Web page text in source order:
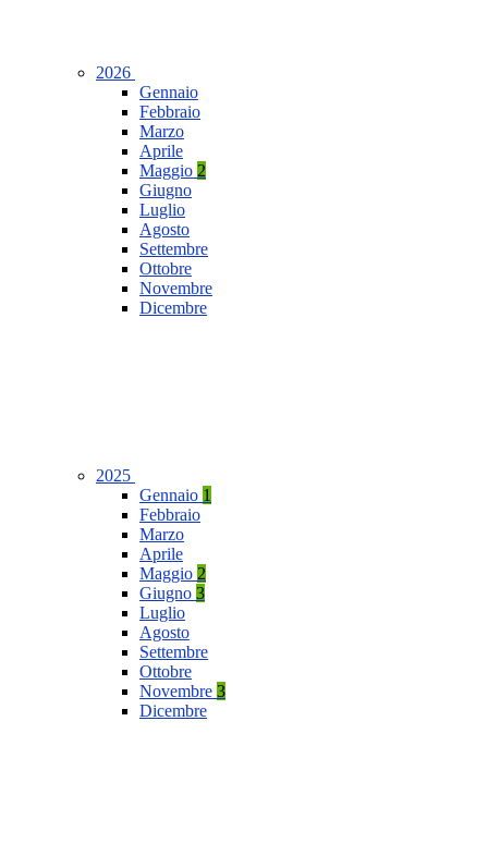
2026
Gennaio
Febbraio
Marzo
Aprile
Maggio 2
Giugno
Luglio
Agosto
Settembre
Ottobre
Novembre
Dicembre
2025
Gennaio 1
Febbraio
Marzo
Aprile
Maggio 2
Giugno 3
Luglio
Agosto
Settembre
Ottobre
Novembre 3
Dicembre